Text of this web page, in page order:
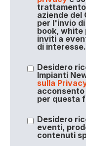
trattamento
aziende del
per l'invio
book, white
inviti a
di interesse.
Desidero
Impianti
sulla
per questa
Desidero
eventi,
contenuti